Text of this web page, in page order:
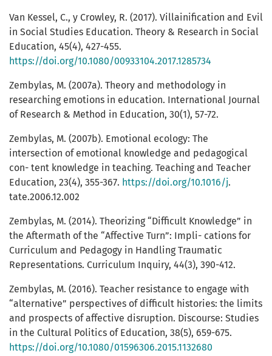
Van Kessel, C., y Crowley, R. (2017). Villainification and Evil
in Social Studies Education. Theory & Research in Social
Education, 45(4), 427-455.
https://doi.org/10.1080/00933104.2017.1285734
Zembylas, M. (2007a). Theory and methodology in
researching emotions in education. International Journal
of Research & Method in Education, 30(1), 57-72.
Zembylas, M. (2007b). Emotional ecology: The
intersection of emotional knowledge and pedagogical
con- tent knowledge in teaching. Teaching and Teacher
Education, 23(4), 355-367. https://doi.org/10.1016/j.
tate.2006.12.002
Zembylas, M. (2014). Theorizing “Difficult Knowledge” in
the Aftermath of the “Affective Turn”: Impli- cations for
Curriculum and Pedagogy in Handling Traumatic
Representations. Curriculum Inquiry, 44(3), 390-412.
Zembylas, M. (2016). Teacher resistance to engage with
“alternative” perspectives of difficult histories: the limits
and prospects of affective disruption. Discourse: Studies
in the Cultural Politics of Education, 38(5), 659-675.
https://doi.org/10.1080/01596306.2015.1132680